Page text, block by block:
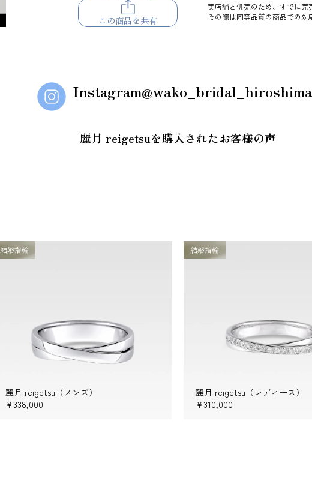
この商品を共有
実店舗と併売のため、すでに完
その際は同等品質の商品での対
Instagram@wako_bridal_hiroshima
麗月 reigetsuを購入されたお客様の声
結婚指輪
麗月 reigetsu（メンズ）
¥338,000
結婚指輪
麗月 reigetsu（レディース）
¥310,000